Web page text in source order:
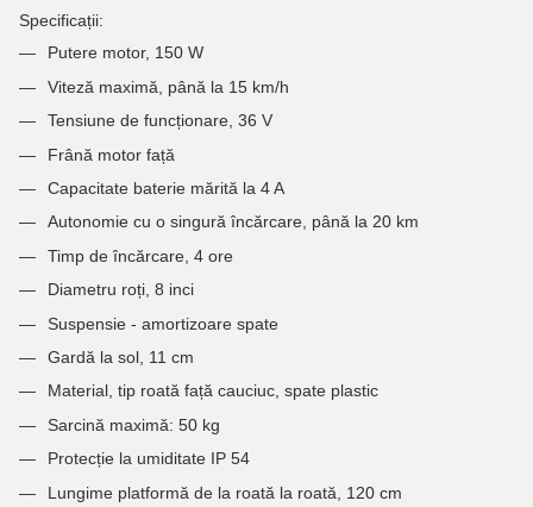
Specificații:
Putere motor, 150 W
Viteză maximă, până la 15 km/h
Tensiune de funcționare, 36 V
Frână motor față
Capacitate baterie mărită la 4 A
Autonomie cu o singură încărcare, până la 20 km
Timp de încărcare, 4 ore
Diametru roți, 8 inci
Suspensie - amortizoare spate
Gardă la sol, 11 cm
Material, tip roată față cauciuc, spate plastic
Sarcină maximă: 50 kg
Protecție la umiditate IP 54
Lungime platformă de la roată la roată, 120 cm